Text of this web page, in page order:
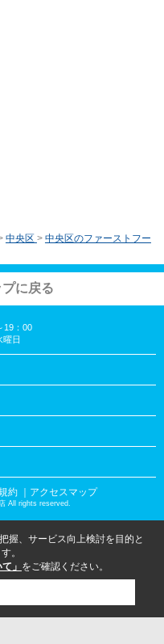
中央区 > 中央区のファーストフー
に戻る
19：00
曜日
約 ｜アクセスマップ
All rights reserved.
握、サービス向上検討を目的と
。
」 をご確認ください。